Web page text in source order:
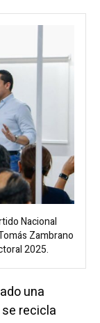
Nacional
Zambrano
2025.
una
recicla